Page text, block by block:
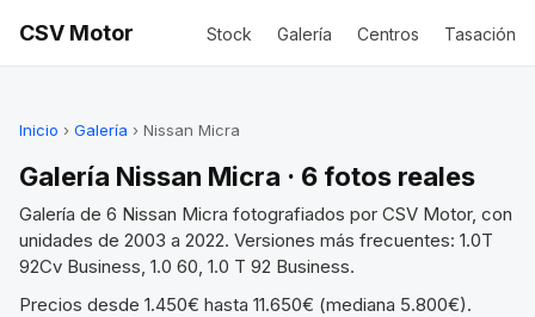
CSV Motor Stock Galería Centros Tasación
Inicio › Galería › Nissan Micra
Galería Nissan Micra · 6 fotos reales
Galería de 6 Nissan Micra fotografiados por CSV Motor, con
unidades de 2003 a 2022. Versiones más frecuentes: 1.0T
92Cv Business, 1.0 60, 1.0 T 92 Business.
Precios desde 1.450€ hasta 11.650€ (mediana 5.800€).